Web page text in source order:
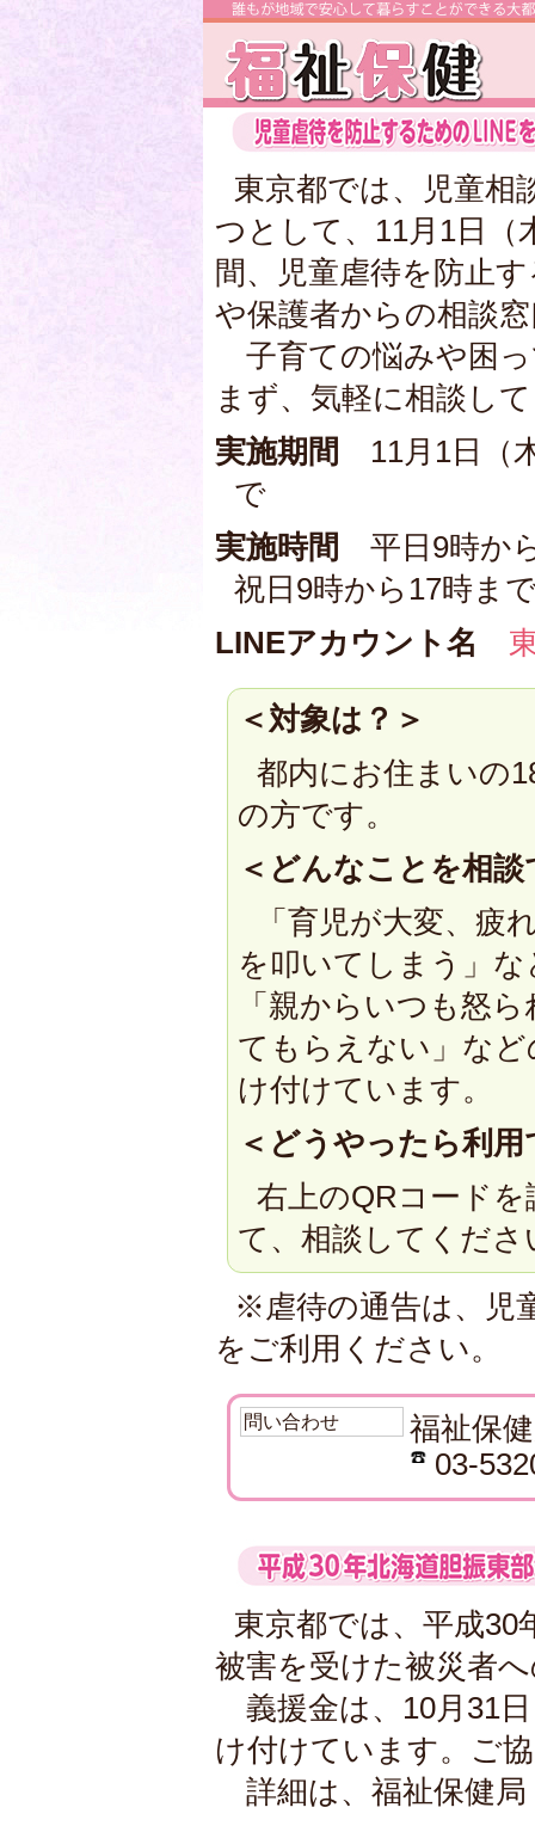
東京都では、児童相
つとして、11月1日（
間、児童虐待を防止
や保護者からの相談
子育ての悩みや困
まず、気軽に相談し
実施期間
11月1日（
で
実施時間
平日9時か
祝日9時から17時ま
LINEアカウント名
＜対象は？＞
都内にお住まいの
の方です。
＜どんなことを相
「育児が大変、疲
を叩いてしまう」
「親からいつも怒
てもらえない」な
け付けています。
＜どうやったら利
右上のQRコード
て、相談してくださ
※虐待の通告は、児
をご利用ください。
問い合わせ
福祉保
03-
東京都では、平成30
被害を受けた被災者
義援金は、10月31
け付けています。ご
詳細は、福祉保健局